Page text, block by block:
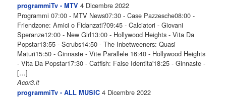
programmiTv - MTV 4 Dicembre 2022
Programmi 07:00 - MTV News07:30 - Case Pazzesche08:00 -
Friendzone: Amici o Fidanzati?09:45 - Calciatori - Giovani
Speranze12:00 - New Girl13:00 - Hollywood Heights - Vita Da
Popstar13:55 - Scrubs14:50 - The Inbetweeners: Quasi
Maturi15:50 - Ginnaste - Vite Parallele 16:40 - Hollywood Heights
- Vita Da Popstar17:30 - Catfish: False Identita'18:25 - Ginnaste -
[…]
Acor3.it
programmiTv - ALL MUSIC 4 Dicembre 2022